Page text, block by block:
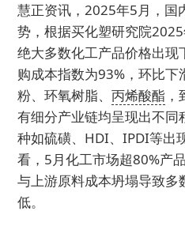
慧正资讯，2025年5月，国
势，根据买化塑研究院
绝大多数化工产品价格出
购成本指数为93%，环比下
粉、环氧树脂、丙烯酸酯
有细分产业链均呈现出不同
种如硫磺、HDI、IPDI等出
看，5月化工市场超80%产
与上游原料成本坍塌导致
低。